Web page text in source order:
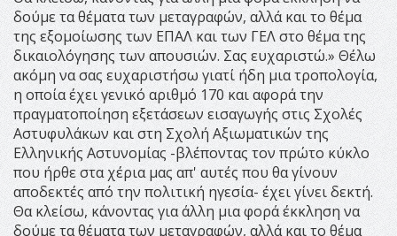
δούμε τα θέματα των μεταγραφών, αλλά και το θέμα
της εξομοίωσης των ΕΠΑΛ και των ΓΕΛ στο θέμα της
δικαιολόγησης των απουσιών. Σας ευχαριστώ.» Θέλω
ακόμη να σας ευχαριστήσω γιατί ήδη μια τροπολογία,
η οποία έχει γενικό αριθμό 170 και αφορά την
πραγματοποίηση εξετάσεων εισαγωγής στις Σχολές
Αστυφυλάκων και στη Σχολή Αξιωματικών της
Ελληνικής Αστυνομίας -βλέποντας τον πρώτο κύκλο
που ήρθε στα χέρια μας απ' αυτές που θα γίνουν
αποδεκτές από την πολιτική ηγεσία- έχει γίνει δεκτή.
Θα κλείσω, κάνοντας για άλλη μια φορά έκκληση να
δούμε τα θέματα των μεταγραφών, αλλά και το θέμα